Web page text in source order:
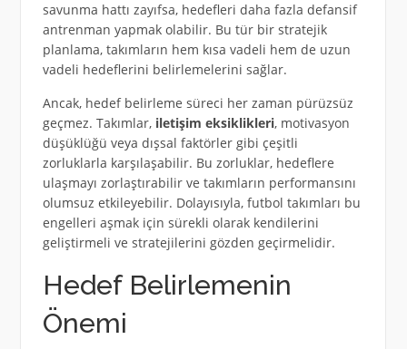
savunma hattı zayıfsa, hedefleri daha fazla defansif
antrenman yapmak olabilir. Bu tür bir stratejik
planlama, takımların hem kısa vadeli hem de uzun
vadeli hedeflerini belirlemelerini sağlar.
Ancak, hedef belirleme süreci her zaman pürüzsüz
geçmez. Takımlar, iletişim eksiklikleri, motivasyon
düşüklüğü veya dışsal faktörler gibi çeşitli
zorluklarla karşılaşabilir. Bu zorluklar, hedeflere
ulaşmayı zorlaştırabilir ve takımların performansını
olumsuz etkileyebilir. Dolayısıyla, futbol takımları bu
engelleri aşmak için sürekli olarak kendilerini
geliştirmeli ve stratejilerini gözden geçirmelidir.
Hedef Belirlemenin
Önemi